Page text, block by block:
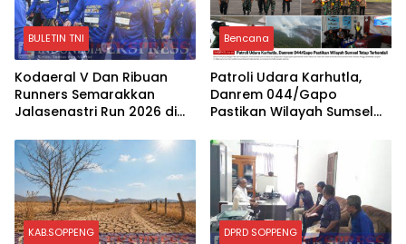
BULETIN TNI
Kodaeral V Dan Ribuan
Runners Semarakkan
Jalasenastri Run 2026 di
Bencana
Patroli Udara Karhutla,
Danrem 044/Gapo
Pastikan Wilayah Sumsel
KAB.SOPPENG DPRD SOPPENG